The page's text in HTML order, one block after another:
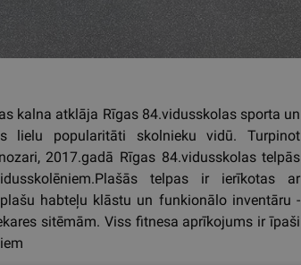
kalna atklāja Rīgas 84.vidusskolas sporta un
lielu popularitāti skolnieku vidū. Turpinot
2017.gadā Rīgas 84.vidusskolas telpās
telpas ir ierīkotas ar
habteļu klāstu un funkionālo inventāru -
sitēmām. Viss fitnesa aprīkojums ir īpaši